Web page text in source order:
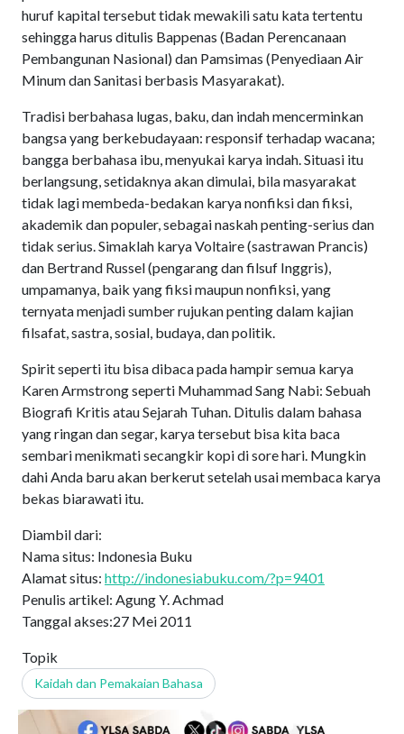
huruf kapital tersebut tidak mewakili satu kata tertentu
sehingga harus ditulis Bappenas (Badan Perencanaan
Pembangunan Nasional) dan Pamsimas (Penyediaan Air
Minum dan Sanitasi berbasis Masyarakat).
Tradisi berbahasa lugas, baku, dan indah mencerminkan
bangsa yang berkebudayaan: responsif terhadap wacana;
bangga berbahasa ibu, menyukai karya indah. Situasi itu
berlangsung, setidaknya akan dimulai, bila masyarakat
tidak lagi membeda-bedakan karya nonfiksi dan fiksi,
akademik dan populer, sebagai naskah penting-serius dan
tidak serius. Simaklah karya Voltaire (sastrawan Prancis)
dan Bertrand Russel (pengarang dan filsuf Inggris),
umpamanya, baik yang fiksi maupun nonfiksi, yang
ternyata menjadi sumber rujukan penting dalam kajian
filsafat, sastra, sosial, budaya, dan politik.
Spirit seperti itu bisa dibaca pada hampir semua karya
Karen Armstrong seperti Muhammad Sang Nabi: Sebuah
Biografi Kritis atau Sejarah Tuhan. Ditulis dalam bahasa
yang ringan dan segar, karya tersebut bisa kita baca
sembari menikmati secangkir kopi di sore hari. Mungkin
dahi Anda baru akan berkerut setelah usai membaca karya
bekas biarawati itu.
Diambil dari:
Nama situs: Indonesia Buku
Alamat situs: http://indonesiabuku.com/?p=9401
Penulis artikel: Agung Y. Achmad
Tanggal akses:27 Mei 2011
Topik
Kaidah dan Pemakaian Bahasa